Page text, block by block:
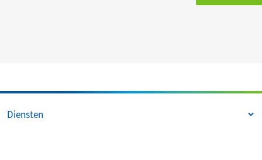
Diensten